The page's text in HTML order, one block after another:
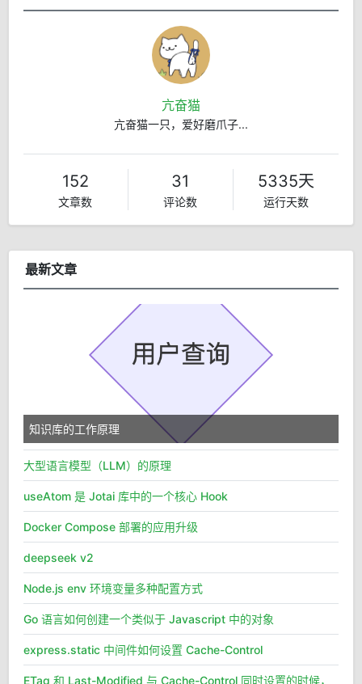
亢奋猫
亢奋猫一只，爱好磨爪子...
152
文章数
31
评论数
5335天
运行天数
最新文章
知识库的工作原理
大型语言模型（LLM）的原理
useAtom 是 Jotai 库中的一个核心 Hook
Docker Compose 部署的应用升级
deepseek v2
Node.js env 环境变量多种配置方式
Go 语言如何创建一个类似于 Javascript 中的对象
express.static 中间件如何设置 Cache-Control
ETag 和 Last-Modified 与 Cache-Control 同时设置的时候，